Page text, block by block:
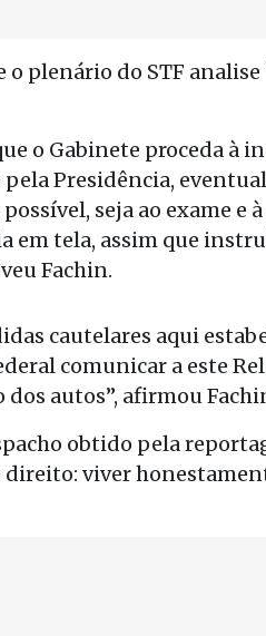
plenário do STF
o Gabinete proceda à
Presidência,
seja ao exame
em tela, assim que
Fachin.
cautelares aqui
comunicar a este
autos”, afirmou
obtido pela
direito: viver